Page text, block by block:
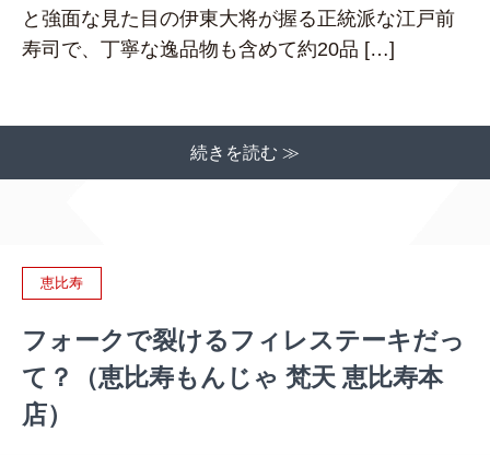
と強面な見た目の伊東大将が握る正統派な江戸前
寿司で、丁寧な逸品物も含めて約20品 […]
続きを読む ≫
恵比寿
フォークで裂けるフィレステーキだっ
て？（恵比寿もんじゃ 梵天 恵比寿本
店）